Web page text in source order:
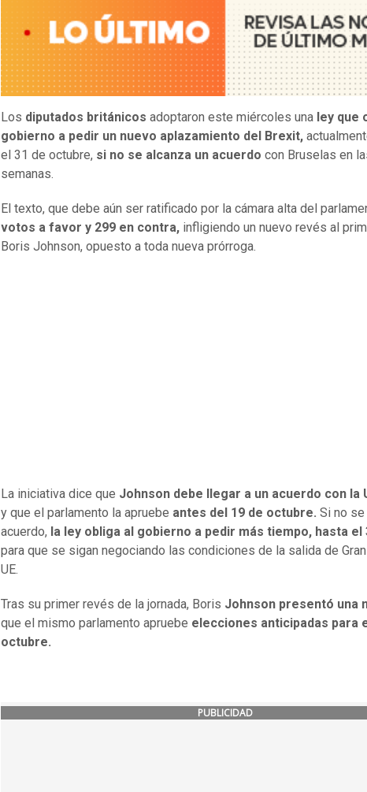
Los diputados británicos adoptaron este miércoles una ley que
gobierno a pedir un nuevo aplazamiento del Brexit,
el 31 de octubre, si no se alcanza un acuerdo con Bruselas en
semanas.
El texto, que debe aún ser ratificado por la cámara alta del
votos a favor y 299 en contra, infligiendo un nuevo revés al
Boris Johnson, opuesto a toda nueva prórroga.
La iniciativa dice que Johnson debe llegar a un acuerdo con la
y que el parlamento la apruebe antes del 19 de octubre. Si no se
acuerdo, la ley obliga al gobierno a pedir más tiempo, hasta el
para que se sigan negociando las condiciones de la salida de
UE.
Tras su primer revés de la jornada, Boris Johnson presentó una
que el mismo parlamento apruebe elecciones anticipadas para
octubre.
PUBLICIDAD